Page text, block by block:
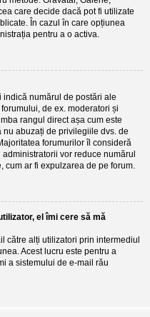
care decide dacă pot fi utilizate
În cazul în care opțiunea
pentru a o activa.
indică numărul de postări ale
de ex. moderatori și
rangul direct așa cum este
abuzați de privilegiile dvs. de
forumurilor îl consideră
vor reduce numărul
cum ar fi expulzarea de pe forum.
el îmi cere să mă
către alți utilizatori prin intermediul
Acest lucru este pentru a
a sistemului de e-mail rău